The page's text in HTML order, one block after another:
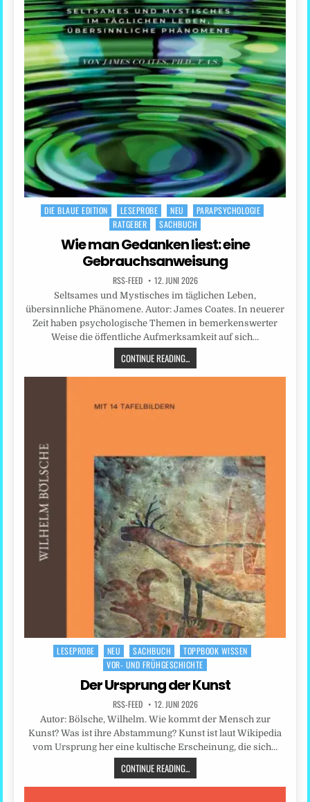
Posted
DIE BLAUE EDITION LESEPROBE NEU
PARAPSYCHOLOGIE
RATGEBER
SACHBUCH
Wie man Gedanken liest: eine
Gebrauchsanweisung
RSS-FEED 12. JUNI 2026
Seltsames und Mystisches im täglichen Leben,
übersinnliche Phänomene. Autor: James Coates. In neuerer
Zeit haben psychologische Themen in bemerkenswerter
Weise die öffentliche Aufmerksamkeit auf sich…
CONTINUE READING...
Posted
LESEPROBE NEU SACHBUCH
TOPPBOOK WISSEN
VOR- UND FRÜHGESCHICHTE
Der Ursprung der Kunst
RSS-FEED 12. JUNI 2026
Autor: Bölsche, Wilhelm. Wie kommt der Mensch zur
Kunst? Was ist ihre Abstammung? Kunst ist laut Wikipedia
vom Ursprung her eine kultische Erscheinung, die sich…
CONTINUE READING...